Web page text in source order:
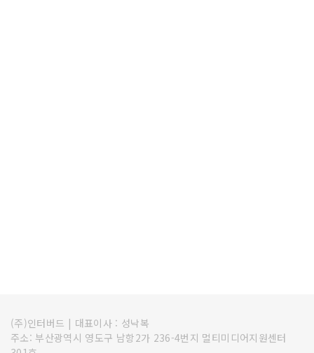
(주)인터버드 | 대표이사 : 성낙복
주소: 부산광역시 영도구 남항2가 236-4번지 멀티미디어지원센터